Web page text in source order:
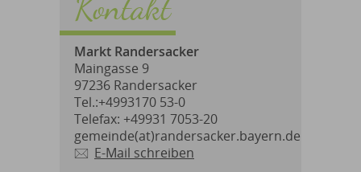
Markt Randersacker
Maingasse 9
97236 Randersacker
Tel.:+4993170 53-0
Telefax: +49931 7053-20
gemeinde(at)randersacker.bayern.de
E-Mail schreiben